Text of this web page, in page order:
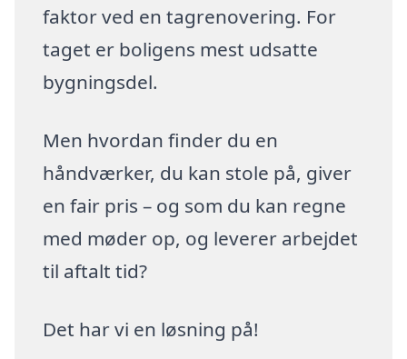
faktor ved en tagrenovering. For
taget er boligens mest udsatte
bygningsdel.
Men hvordan finder du en
håndværker, du kan stole på, giver
en fair pris – og som du kan regne
med møder op, og leverer arbejdet
til aftalt tid?
Det har vi en løsning på!